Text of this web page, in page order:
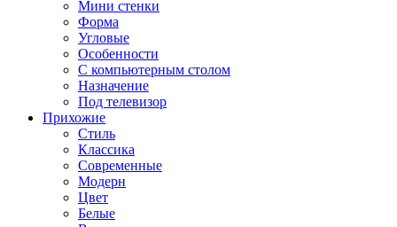
Мини стенки
Форма
Угловые
Особенности
С компьютерным столом
Назначение
Под телевизор
Прихожие
Стиль
Классика
Современные
Модерн
Цвет
Белые